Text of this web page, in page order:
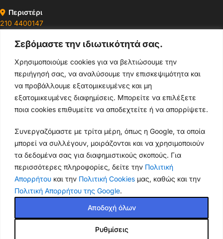
Σεβόμαστε την ιδιωτικότητά σας.
Χρησιμοποιούμε cookies για να βελτιώσουμε την
περιήγησή σας, να αναλύσουμε την επισκεψιμότητα και
να προβάλλουμε εξατομικευμένες και μη
εξατομικευμένες διαφημίσεις. Μπορείτε να επιλέξετε
ποια cookies επιθυμείτε να αποδεχτείτε ή να απορρίψετε.
Συνεργαζόμαστε με τρίτα μέρη, όπως η Google, τα οποία
μπορεί να συλλέγουν, μοιράζονται και να χρησιμοποιούν
τα δεδομένα σας για διαφημιστικούς σκοπούς. Για
περισσότερες πληροφορίες, δείτε την Πολιτική
Απορρήτου και την Πολιτική Cookies μας, καθώς και την
Πολιτική Απορρήτου της Google.
Ρυθμίσεις
Αποδοχή όλων
Περιστέρι
210 4400147
Ωράρια & Διευθύνσεις →
210 4929089
Κεντρικό τηλέφωνο
info@thikishop.gr
Δευ - Σάβ: 10:00 - 21:00
ΔΩΡΕΑΝ ΑΠΟΣΤΟΛΗ
για παραγγελίες άνω των 35€
Copyright 2025 Powered by ThikiShop.
NiLLkin XD
Arc Edge για